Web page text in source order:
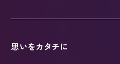
思いをカタチに